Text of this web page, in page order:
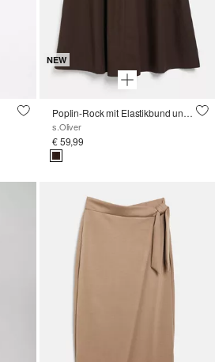
NEW
Poplin-Rock mit Elastikbund und Eingrifftaschen
s.Oliver
€ 59,99